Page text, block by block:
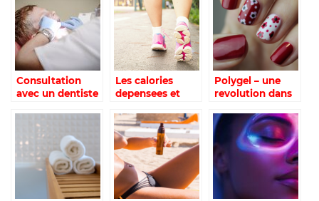
exercices a
pratiquer
Consultation
avec un dentiste
Les calories
depensees et
la marche
Polygel – une
revolution dans
extensions
d’ongles